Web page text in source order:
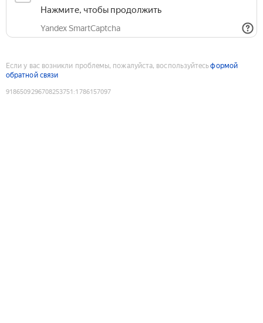
Нажмите, чтобы продолжить
Yandex SmartCaptcha
Если у вас возникли проблемы, пожалуйста, воспользуйтесьформой
обратной связи
9186509296708253751 :1786157097